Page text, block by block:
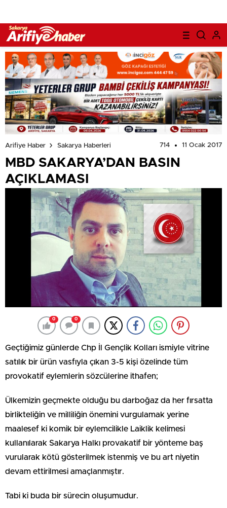
Arifiye Haber Sakarya Haberleri 714 11 Ocak 2017
MBD SAKARYA’DAN BASIN
AÇIKLAMASI
0 0
Geçtiğimiz günlerde Chp İl Gençlik Kolları ismiyle vitrine
satılık bir ürün vasfıyla çıkan 3-5 kişi özelinde tüm
provokatif eylemlerin sözcülerine ithafen;
Ülkemizin geçmekte olduğu bu darboğaz da her fırsatta
birlikteliğin ve milliliğin önemini vurgulamak yerine
maalesef ki komik bir eylemcilikle Laiklik kelimesi
kullanılarak Sakarya Halkı provakatif bir yönteme baş
vurularak kötü gösterilmek istenmiş ve bu art niyetin
devam ettirilmesi amaçlanmıştır.
Tabi ki buda bir sürecin oluşumudur.